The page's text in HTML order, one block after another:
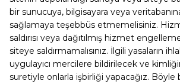
bir sunucuya, bilgisayara veya
sağlamaya teşebbüs etmemelisiniz.
saldırısı veya dağıtılmış hizmet
siteye saldırmamalısınız. İlgili yasaların
uygulayıcı mercilere bildirilecek ve
suretiyle onlarla işbirliği yapacağız. Böyle